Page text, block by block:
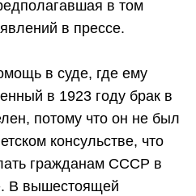
в том
в прессе.
в суде, где ему
в 1923 году брак в
потому что он не был
консульстве, что
гражданам СССР в
В вышестоящей